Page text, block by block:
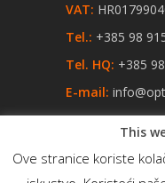
VAT:
Tel.: +385 98
Tel. HQ: +385
E-mail:
This
Ove stranice koriste